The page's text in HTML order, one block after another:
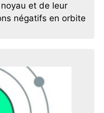
et de leur
négatifs en orbite